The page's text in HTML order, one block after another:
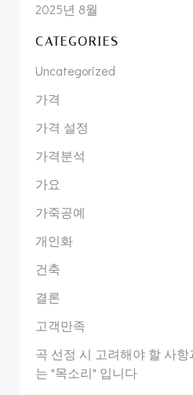
2025년 8월
CATEGORIES
Uncategorized
가격
가격 설정
가격분석
가요
가죽공예
개인화
건축
결론
고객만족
곡 선정 시 고려해야 할 사
는 "목소리" 입니다